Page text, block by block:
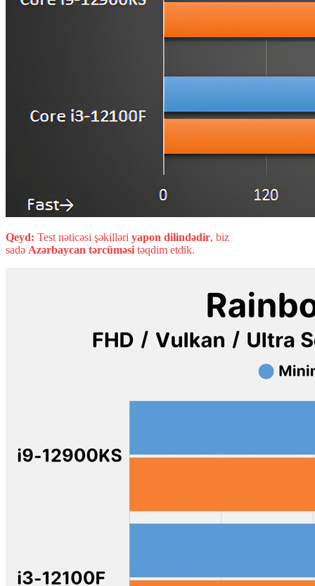
Qeyd: Test nəticəsi şəkilləri yapon dilindədir, biz
sadə Azərbaycan tərcüməsi təqdim etdik.